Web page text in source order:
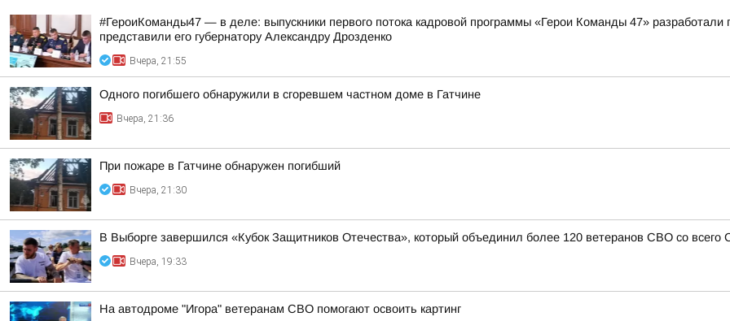
#ГероиКоманды47 — в деле: выпускники первого потока кадровой программы «Герои Команды 47»
представили его губернатору Александру Дрозденко
Вчера, 21:55
Одного погибшего обнаружили в сгоревшем частном доме в Гатчине
Вчера, 21:36
При пожаре в Гатчине обнаружен погибший
Вчера, 21:30
В Выборге завершился «Кубок Защитников Отечества», который объединил более 120 ветеранов СВО со всего
Вчера, 19:33
На автодроме "Игора" ветеранам СВО помогают освоить картинг